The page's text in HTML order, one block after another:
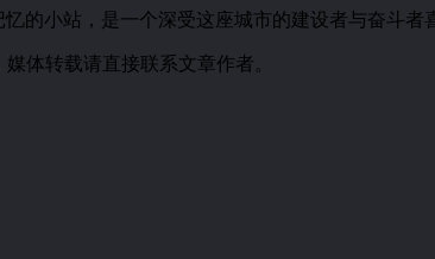
的小站，是一个深受这座城市的建设者与奋斗者
体转载请直接联系文章作者。